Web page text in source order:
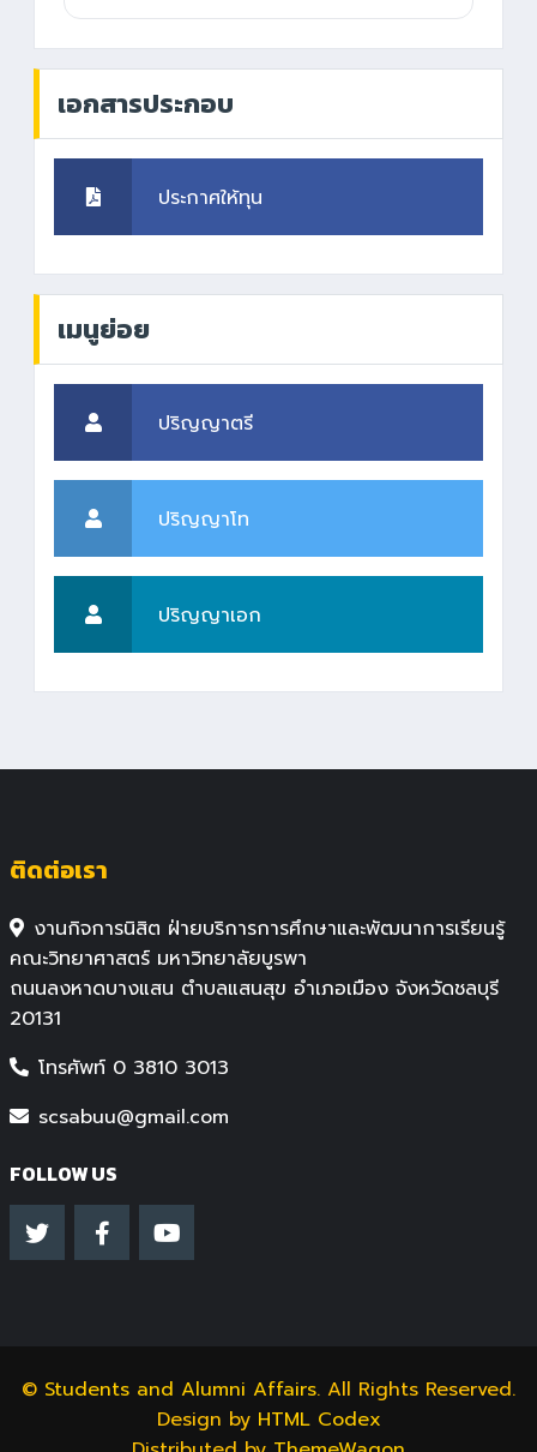
เอกสารประกอบ
ประกาศให้ทุน
เมนูย่อย
ปริญญาตรี
ปริญญาโท
ปริญญาเอก
ติดต่อเรา
งานกิจการนิสิต ฝ่ายบริการการศึกษาและพัฒนาการเรียนรู้
คณะวิทยาศาสตร์ มหาวิทยาลัยบูรพา
ถนนลงหาดบางแสน ตำบลแสนสุข อำเภอเมือง จังหวัดชลบุรี
20131
โทรศัพท์ 0 3810 3013
scsabuu@gmail.com
FOLLOW US
© Students and Alumni Affairs. All Rights Reserved.
Design by HTML Codex